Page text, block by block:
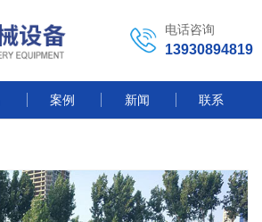
电话咨询
13930894819
案例 新闻 联系